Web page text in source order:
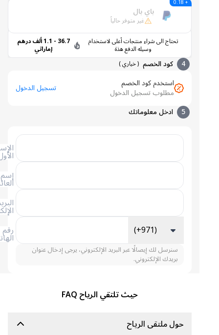
باي بال
غير متوفر حالياً
تحتاج الى شراء منتجات أعلى لاستخدام
وسيله الدفع هذة
36.7 - 1.1 ألف درهم
كود الخصم (خياري )
استخدم كود الخصم
مطلوب تسجيل الدخول
تسجيل الدخول
ادخل معلوماتك
العائلة
الإلكتروني
الهاتف (+971)
سنرسل لك إيصالًا عبر البريد الإلكتروني، يرجى إدخال عنوان
بريدك الإلكتروني.
حيث تلتقي الرياح FAQ
حول ملتقى الرياح